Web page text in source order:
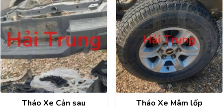
Tháo Xe Cản sau
Tháo Xe Mâm lốp